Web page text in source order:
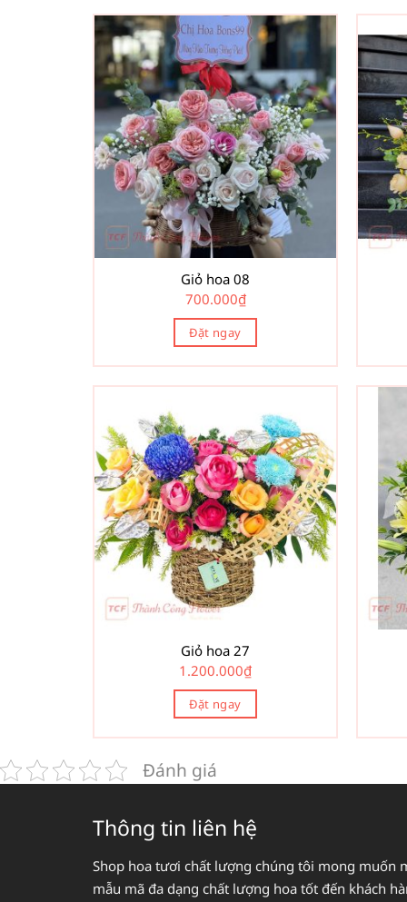
Giỏ hoa 08
700.000₫
Đặt ngay
Giỏ hoa 27
1.200.000₫
Đặt ngay
Đánh giá
Thông tin liên hệ
Shop hoa tươi chất lượng chúng tôi mong muốn
mẫu mã đa dạng chất lượng hoa tốt đến khách